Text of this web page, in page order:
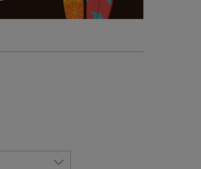
Zenora Białe